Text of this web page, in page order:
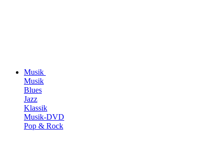
Musik
Musik
Blues
Jazz
Klassik
Musik-DVD
Pop & Rock